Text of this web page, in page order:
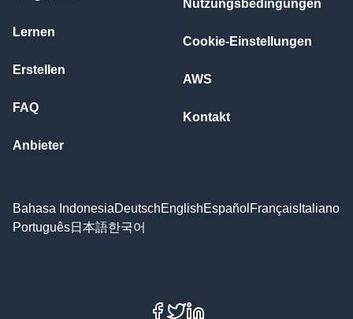
Lernen
Erstellen
FAQ
Anbieter
Nutzungsbedingungen
Cookie-Einstellungen
AWS
Kontakt
Bahasa IndonesiaDeutschEnglishEspañol Français Italiano
Português日本語한국어
Facebook
X